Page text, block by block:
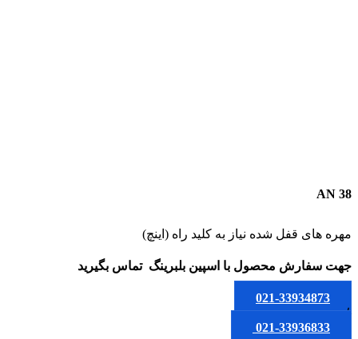
AN 38
مهره های قفل شده نیاز به کلید راه (اینچ)
جهت سفارش محصول با اسپین بلبرینگ تماس بگیرید
021-33934873
یا
021-33936833